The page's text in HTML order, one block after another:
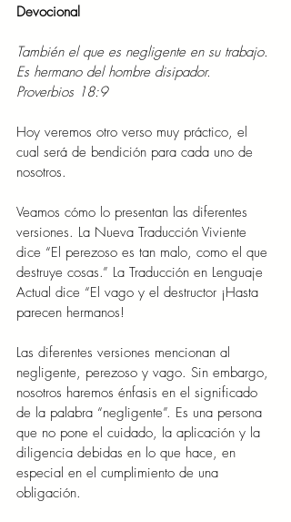
Devocional
También el que es negligente en su trabajo.
Es hermano del hombre disipador.
Proverbios 18:9
Hoy veremos otro verso muy práctico, el
cual será de bendición para cada uno de
nosotros.
Veamos cómo lo presentan las diferentes
versiones. La Nueva Traducción Viviente
dice “El perezoso es tan malo, como el que
destruye cosas.” La Traducción en Lenguaje
Actual dice “El vago y el destructor ¡Hasta
parecen hermanos!
Las diferentes versiones mencionan al
negligente, perezoso y vago. Sin embargo,
nosotros haremos énfasis en el significado
de la palabra “negligente”. Es una persona
que no pone el cuidado, la aplicación y la
diligencia debidas en lo que hace, en
especial en el cumplimiento de una
obligación.